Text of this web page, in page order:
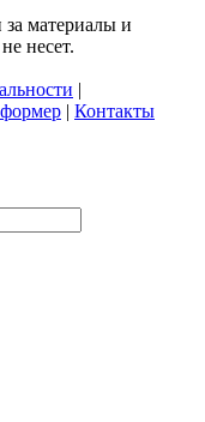
за материалы и
несет.
|
| Контакты